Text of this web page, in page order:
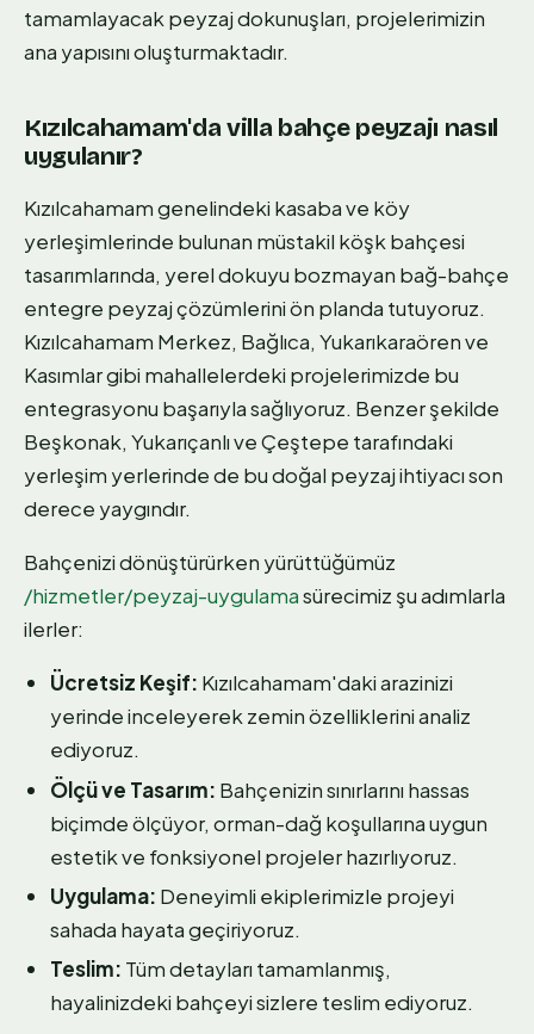
tamamlayacak peyzaj dokunuşları, projelerimizin
ana yapısını oluşturmaktadır.
Kızılcahamam'da villa bahçe peyzajı nasıl
uygulanır?
Kızılcahamam genelindeki kasaba ve köy
yerleşimlerinde bulunan müstakil köşk bahçesi
tasarımlarında, yerel dokuyu bozmayan bağ-bahçe
entegre peyzaj çözümlerini ön planda tutuyoruz.
Kızılcahamam Merkez, Bağlıca, Yukarıkaraören ve
Kasımlar gibi mahallelerdeki projelerimizde bu
entegrasyonu başarıyla sağlıyoruz. Benzer şekilde
Beşkonak, Yukarıçanlı ve Çeştepe tarafındaki
yerleşim yerlerinde de bu doğal peyzaj ihtiyacı son
derece yaygındır.
Bahçenizi dönüştürürken yürüttüğümüz
/hizmetler/peyzaj-uygulamasürecimiz şu adımlarla
ilerler:
Ücretsiz Keşif: Kızılcahamam'daki arazinizi
yerinde inceleyerek zemin özelliklerini analiz
ediyoruz.
Ölçü ve Tasarım: Bahçenizin sınırlarını hassas
biçimde ölçüyor, orman-dağ koşullarına uygun
estetik ve fonksiyonel projeler hazırlıyoruz.
Uygulama: Deneyimli ekiplerimizle projeyi
sahada hayata geçiriyoruz.
Teslim: Tüm detayları tamamlanmış,
hayalinizdeki bahçeyi sizlere teslim ediyoruz.